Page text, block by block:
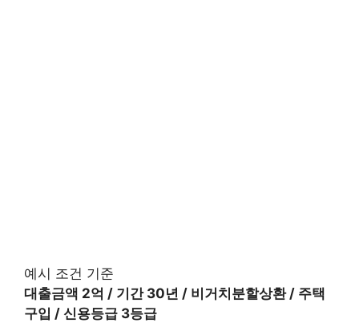
예시 조건 기준
대출금액 2억 / 기간 30년 / 비거치분할상환 / 주택
구입 / 신용등급 3등급